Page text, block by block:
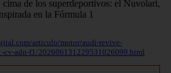
articulo/motor/audi-revive-
cv-adn-f1/202606131229531026099.html